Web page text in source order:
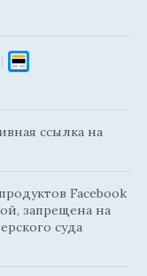
|
ссылка на
Facebook
запрещена на
суда